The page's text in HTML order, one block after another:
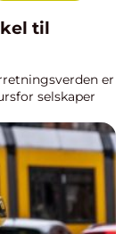
til
er
selskaper